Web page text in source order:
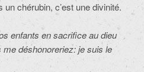
chérubin, c’est une divinité.
enfants en sacrifice au dieu
déshonoreriez: je suis le